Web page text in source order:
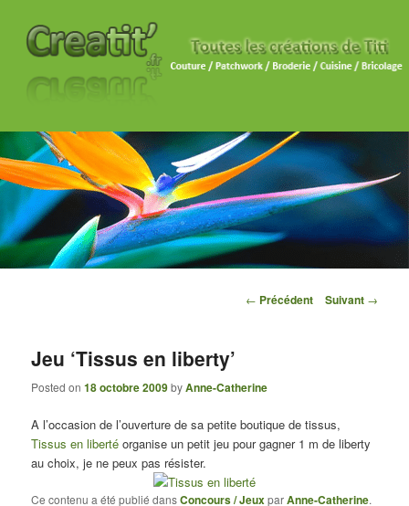
Navigation des articles
← Précédent Suivant →
Jeu ‘Tissus en liberty’
Posted on18 octobre 2009byAnne-Catherine
A l’occasion de l’ouverture de sa petite boutique de tissus,
Tissus en liberté organise un petit jeu pour gagner 1 m de liberty
au choix, je ne peux pas résister.
Ce contenu a été publié dansConcours / JeuxparAnne-Catherine.